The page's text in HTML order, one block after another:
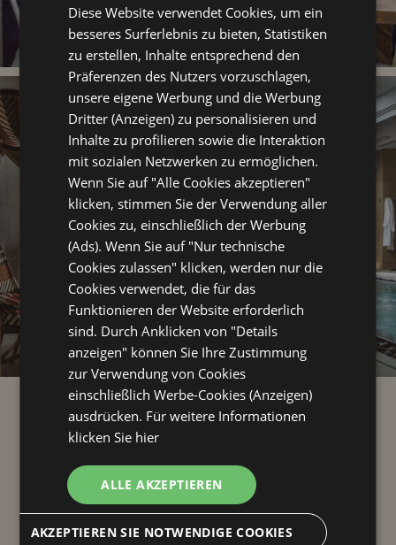
lass das Wohlbefinden
in dir fließen
ENGLISH
FRENCH
Diese Website verwendet Cookies, um ein
besseres Surferlebnis zu bieten, Statistiken
zu erstellen, Inhalte entsprechend den
Präferenzen des Nutzers vorzuschlagen,
unsere eigene Werbung und die Werbung
Dritter (Anzeigen) zu personalisieren und
Inhalte zu profilieren sowie die Interaktion
mit sozialen Netzwerken zu ermöglichen.
Wenn Sie auf "Alle Cookies akzeptieren"
klicken, stimmen Sie der Verwendung aller
Cookies zu, einschließlich der Werbung
(Ads). Wenn Sie auf "Nur technische
Cookies zulassen" klicken, werden nur die
Cookies verwendet, die für das
Funktionieren der Website erforderlich
sind. Durch Anklicken von "Details
anzeigen" können Sie Ihre Zustimmung
zur Verwendung von Cookies
einschließlich Werbe-Cookies (Anzeigen)
ausdrücken. Für weitere Informationen
klicken Sie hier
ALLE AKZEPTIEREN
AKZEPTIEREN SIE NOTWENDIGE COOKIES